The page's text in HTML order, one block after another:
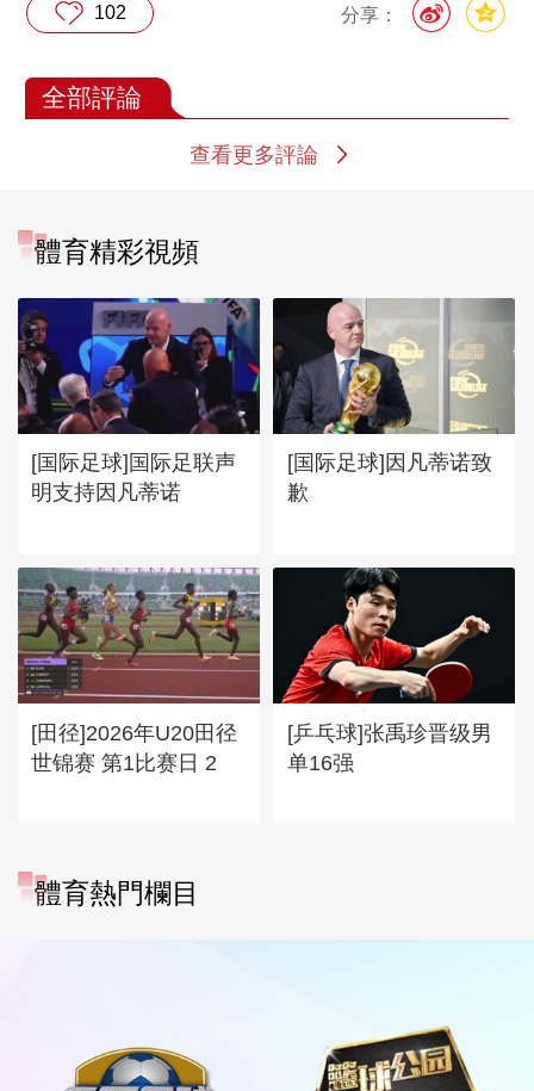
分享：
102
全部評論
查看更多評論
體育精彩視頻
[国际足球]国际足联声
明支持因凡蒂诺
[国际足球]因凡蒂诺致
歉
[田径]2026年U20田径
世锦赛 第1比赛日 2
[乒乓球]张禹珍晋级男
单16强
體育熱門欄目